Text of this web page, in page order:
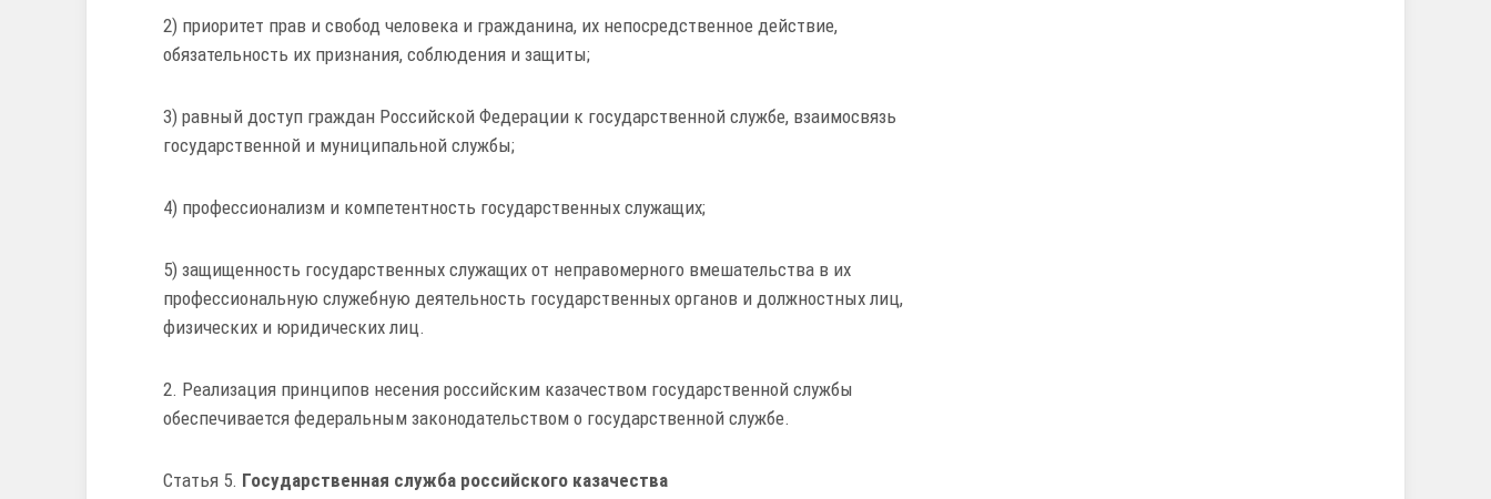
2) приоритет прав и свобод человека и гражданина, их непосредственное действие,
обязательность их признания, соблюдения и защиты;
3) равный доступ граждан Российской Федерации к государственной службе, взаимосвязь
государственной и муниципальной службы;
4) профессионализм и компетентность государственных служащих;
5) защищенность государственных служащих от неправомерного вмешательства в их
профессиональную служебную деятельность государственных органов и должностных лиц,
физических и юридических лиц.
2. Реализация принципов несения российским казачеством государственной службы
обеспечивается федеральным законодательством о государственной службе.
Статья 5. Государственная служба российского казачества